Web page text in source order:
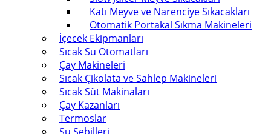
Katı Meyve ve Narenciye Sıkacakları
Otomatik Portakal Sıkma Makineleri
İçecek Ekipmanları
Sıcak Su Otomatları
Çay Makineleri
Sıcak Çikolata ve Sahlep Makineleri
Sıcak Süt Makinaları
Çay Kazanları
Termoslar